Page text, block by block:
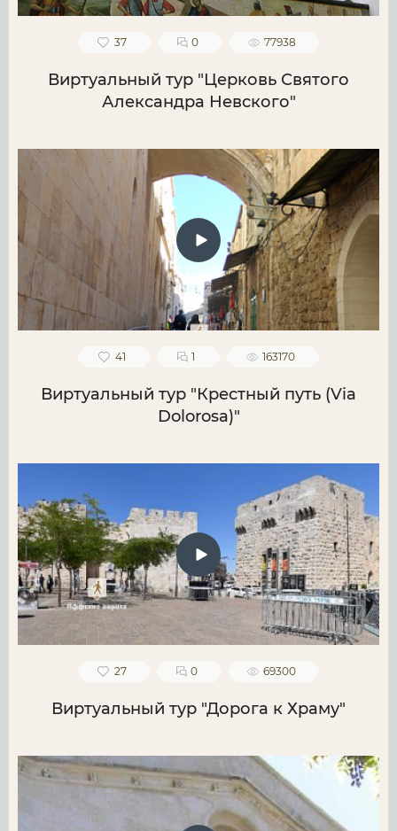
37 0 77938
Виртуальный тур "Церковь Святого
Александра Невского"
41 1 163170
Виртуальный тур "Крестный путь (Via
Dolorosa)"
27 0 69300
Виртуальный тур "Дорога к Храму"